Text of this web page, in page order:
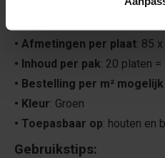
• Afmetingen per plaat: 85
• Inhoud per pak: 20 platen =
• Bestelling per m² mogelijk
• Kleur: Groen
• Toepasbaar op: houten en
Gebruikstips: